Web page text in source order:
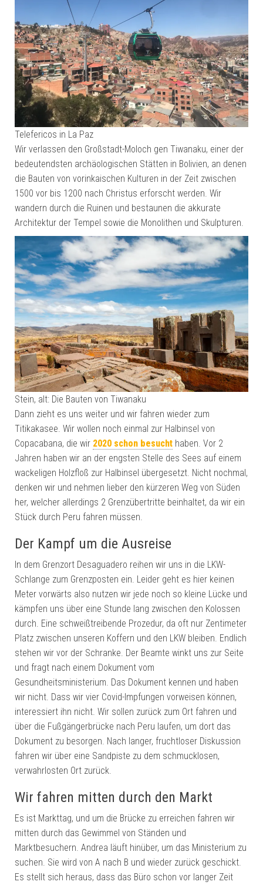
Telefericos in La Paz
Wir verlassen den Großstadt-Moloch gen Tiwanaku, einer der
bedeutendsten archäologischen Stätten in Bolivien, an denen
die Bauten von vorinkaischen Kulturen in der Zeit zwischen
1500 vor bis 1200 nach Christus erforscht werden. Wir
wandern durch die Ruinen und bestaunen die akkurate
Architektur der Tempel sowie die Monolithen und Skulpturen.
Stein, alt: Die Bauten von Tiwanaku
Dann zieht es uns weiter und wir fahren wieder zum
Titikakasee. Wir wollen noch einmal zur Halbinsel von
Copacabana, die wir 2020 schon besucht haben. Vor 2
Jahren haben wir an der engsten Stelle des Sees auf einem
wackeligen Holzfloß zur Halbinsel übergesetzt. Nicht nochmal,
denken wir und nehmen lieber den kürzeren Weg von Süden
her, welcher allerdings 2 Grenzübertritte beinhaltet, da wir ein
Stück durch Peru fahren müssen.
Der Kampf um die Ausreise
In dem Grenzort Desaguadero reihen wir uns in die LKW-
Schlange zum Grenzposten ein. Leider geht es hier keinen
Meter vorwärts also nutzen wir jede noch so kleine Lücke und
kämpfen uns über eine Stunde lang zwischen den Kolossen
durch. Eine schweißtreibende Prozedur, da oft nur Zentimeter
Platz zwischen unseren Koffern und den LKW bleiben. Endlich
stehen wir vor der Schranke. Der Beamte winkt uns zur Seite
und fragt nach einem Dokument vom
Gesundheitsministerium. Das Dokument kennen und haben
wir nicht. Dass wir vier Covid-Impfungen vorweisen können,
interessiert ihn nicht. Wir sollen zurück zum Ort fahren und
über die Fußgängerbrücke nach Peru laufen, um dort das
Dokument zu besorgen. Nach langer, fruchtloser Diskussion
fahren wir über eine Sandpiste zu dem schmucklosen,
verwahrlosten Ort zurück.
Wir fahren mitten durch den Markt
Es ist Markttag, und um die Brücke zu erreichen fahren wir
mitten durch das Gewimmel von Ständen und
Marktbesuchern. Andrea läuft hinüber, um das Ministerium zu
suchen. Sie wird von A nach B und wieder zurück geschickt.
Es stellt sich heraus, dass das Büro schon vor langer Zeit